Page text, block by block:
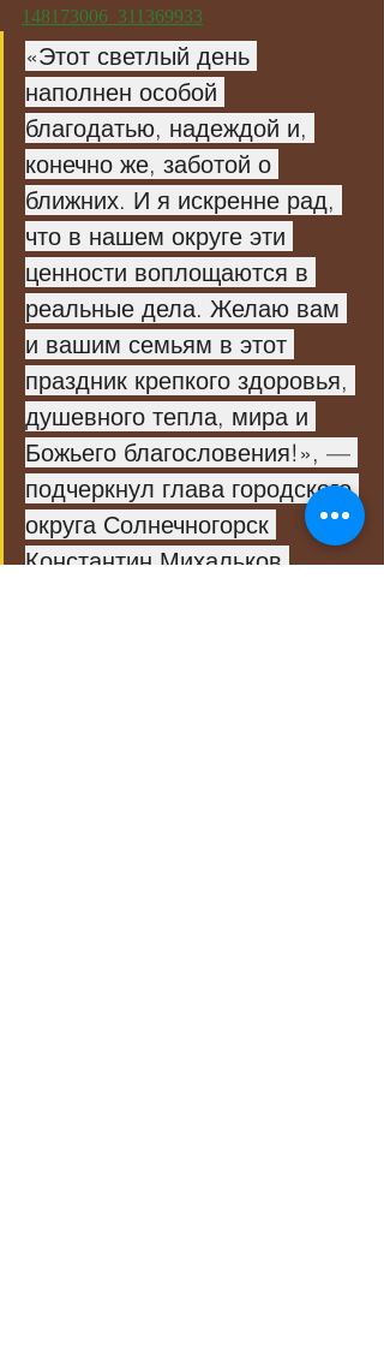
148173006_311369933
«Этот светлый день
наполнен особой
благодатью, надеждой и,
конечно же, заботой о
ближних. И я искренне рад,
что в нашем округе эти
ценности воплощаются в
реальные дела. Желаю вам
и вашим семьям в этот
праздник крепкого здоровья,
душевного тепла, мира и
Божьего благословения!», —
подчеркнул глава городского
округа Солнечногорск
Константин Михальков.